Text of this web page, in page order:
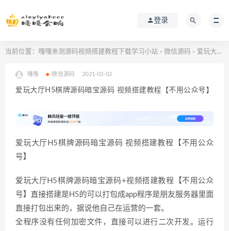
登录
当前位置： 嘎嘎亲测源码视频搭建教程下载学习小站 > 微信源码 > 爱玩大厅H5棋牌源码暗宝源码 视频搭建教程【不用公众号】
嘎嘎 微信源码 2021-03-02
爱玩大厅H5棋牌源码暗宝源码 视频搭建教程【不用公众号】
爱玩大厅H5棋牌源码暗宝源码 视频搭建教程【不用公众
号】
爱玩大厅H5棋牌源码暗宝源码+视频搭建教程【不用公众
号】直接搭建是H5的可以打包成app程序是朋友服务器里面
直接打包出来的，据说他自己在运营的一套。
全程序没有任何加密文件，直接可以进行二次开发。运行